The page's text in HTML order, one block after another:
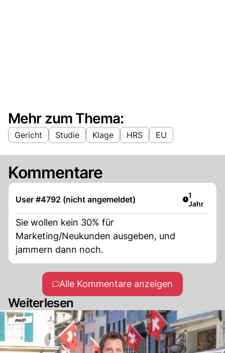
Mehr zum Thema:
Gericht Studie Klage HRS EU
Kommentare
User #4792 (nicht angemeldet) Artikel
1
Jahr
Sie wollen kein 30% für
Marketing/Neukunden ausgeben, und
jammern dann noch.
Alle Kommentare anzeigen
Weiterlesen